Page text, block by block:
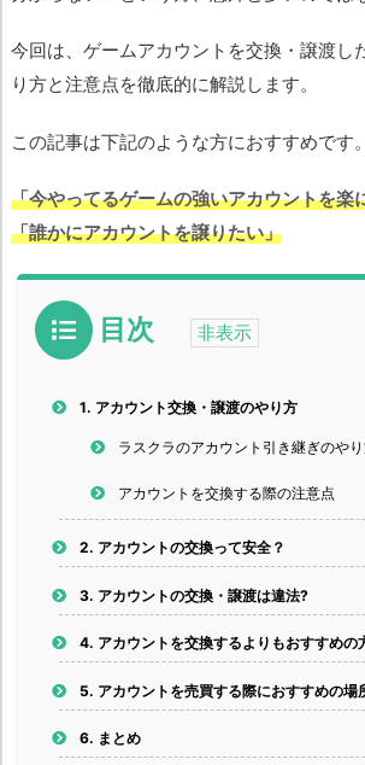
今回は、ゲームアカウントを交換・譲渡し
り方と注意点を徹底的に解説します。
この記事は下記のような方におすすめです。
「今やってるゲームの強いアカウントを楽
「誰かにアカウントを譲りたい」
目次
1. アカウント交換・譲渡のやり方
ラスクラのアカウント引き継ぎのや
アカウントを交換する際の注意点
2. アカウントの交換って安全？
3. アカウントの交換・譲渡は違法?
4. アカウントを交換するよりもおすすめの
5. アカウントを売買する際におすすめの場
6. まとめ